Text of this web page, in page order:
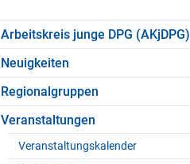
Arbeitskreis junge DPG (AKjDPG)
Neuigkeiten
Regionalgruppen
Veranstaltungen
Veranstaltungskalender